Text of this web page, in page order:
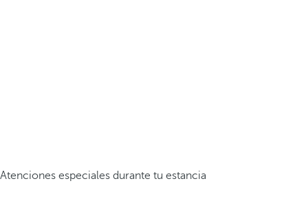
Atenciones especiales durante tu estancia